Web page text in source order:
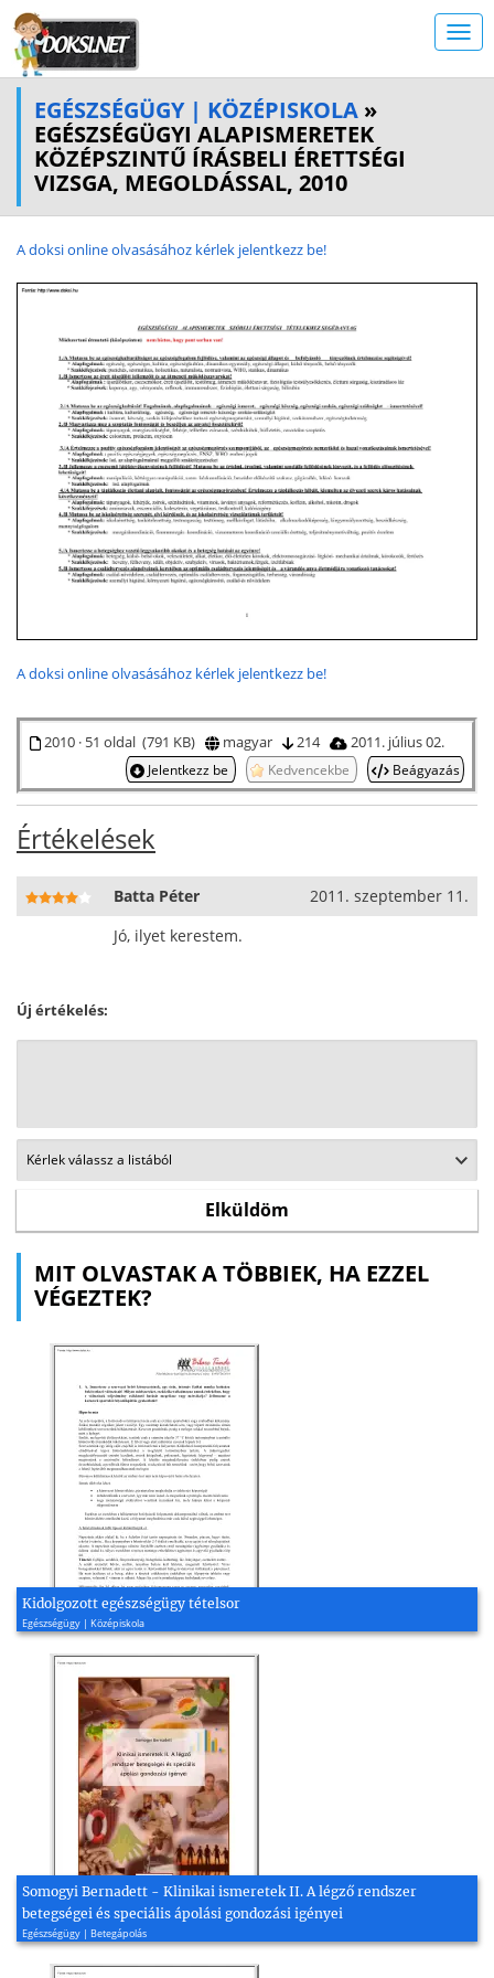
EGÉSZSÉGÜGY | KÖZÉPISKOLA »
EGÉSZSÉGÜGYI ALAPISMERETEK
KÖZÉPSZINTŰ ÍRÁSBELI ÉRETTSÉGI
VIZSGA, MEGOLDÁSSAL, 2010
A doksi online olvasásához kérlek jelentkezz be!
A doksi online olvasásához kérlek jelentkezz be!
2010 · 51 oldal (791 KB) magyar 214 2011. július 02.
Jelentkezz be Kedvencekbe Beágyazás
Értékelések
Batta Péter
2011. szeptember 11.
Jó, ilyet kerestem.
Új értékelés:
MIT OLVASTAK A TÖBBIEK, HA EZZEL
VÉGEZTEK?
Kidolgozott egészségügy tételsor
Egészségügy | Középiskola
Somogyi Bernadett - Klinikai ismeretek II. A légző rendszer
betegségei és speciális ápolási gondozási igényei
Egészségügy | Betegápolás